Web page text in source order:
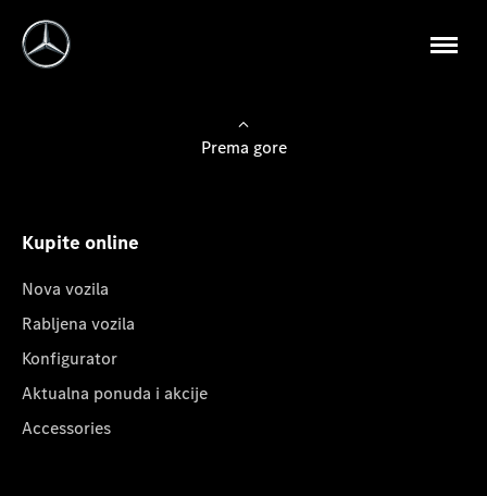
Prema gore
Kupite online
Nova vozila
Rabljena vozila
Konfigurator
Aktualna ponuda i akcije
Accessories